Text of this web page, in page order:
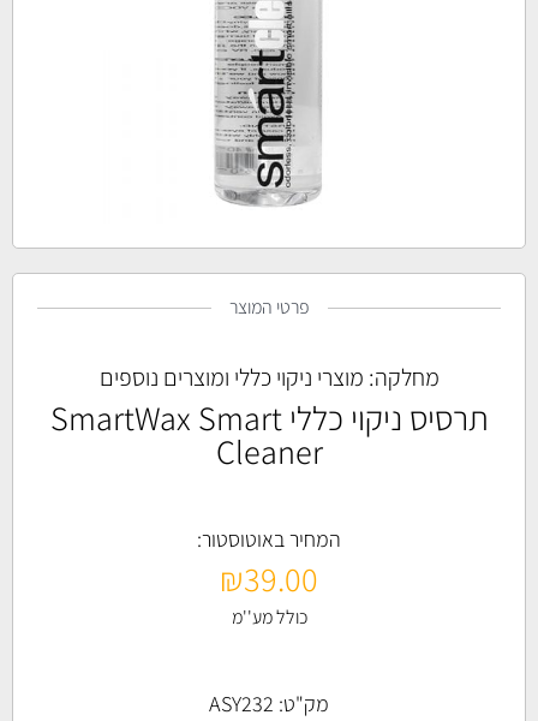
פרטי המוצר
מחלקה: מוצרי ניקוי כללי ומוצרים נוספים
תרסיס ניקוי כללי SmartWax Smart
Cleaner
המחיר באוטוסטור:
₪39.00
כולל מע''מ
מק"ט: ASY232